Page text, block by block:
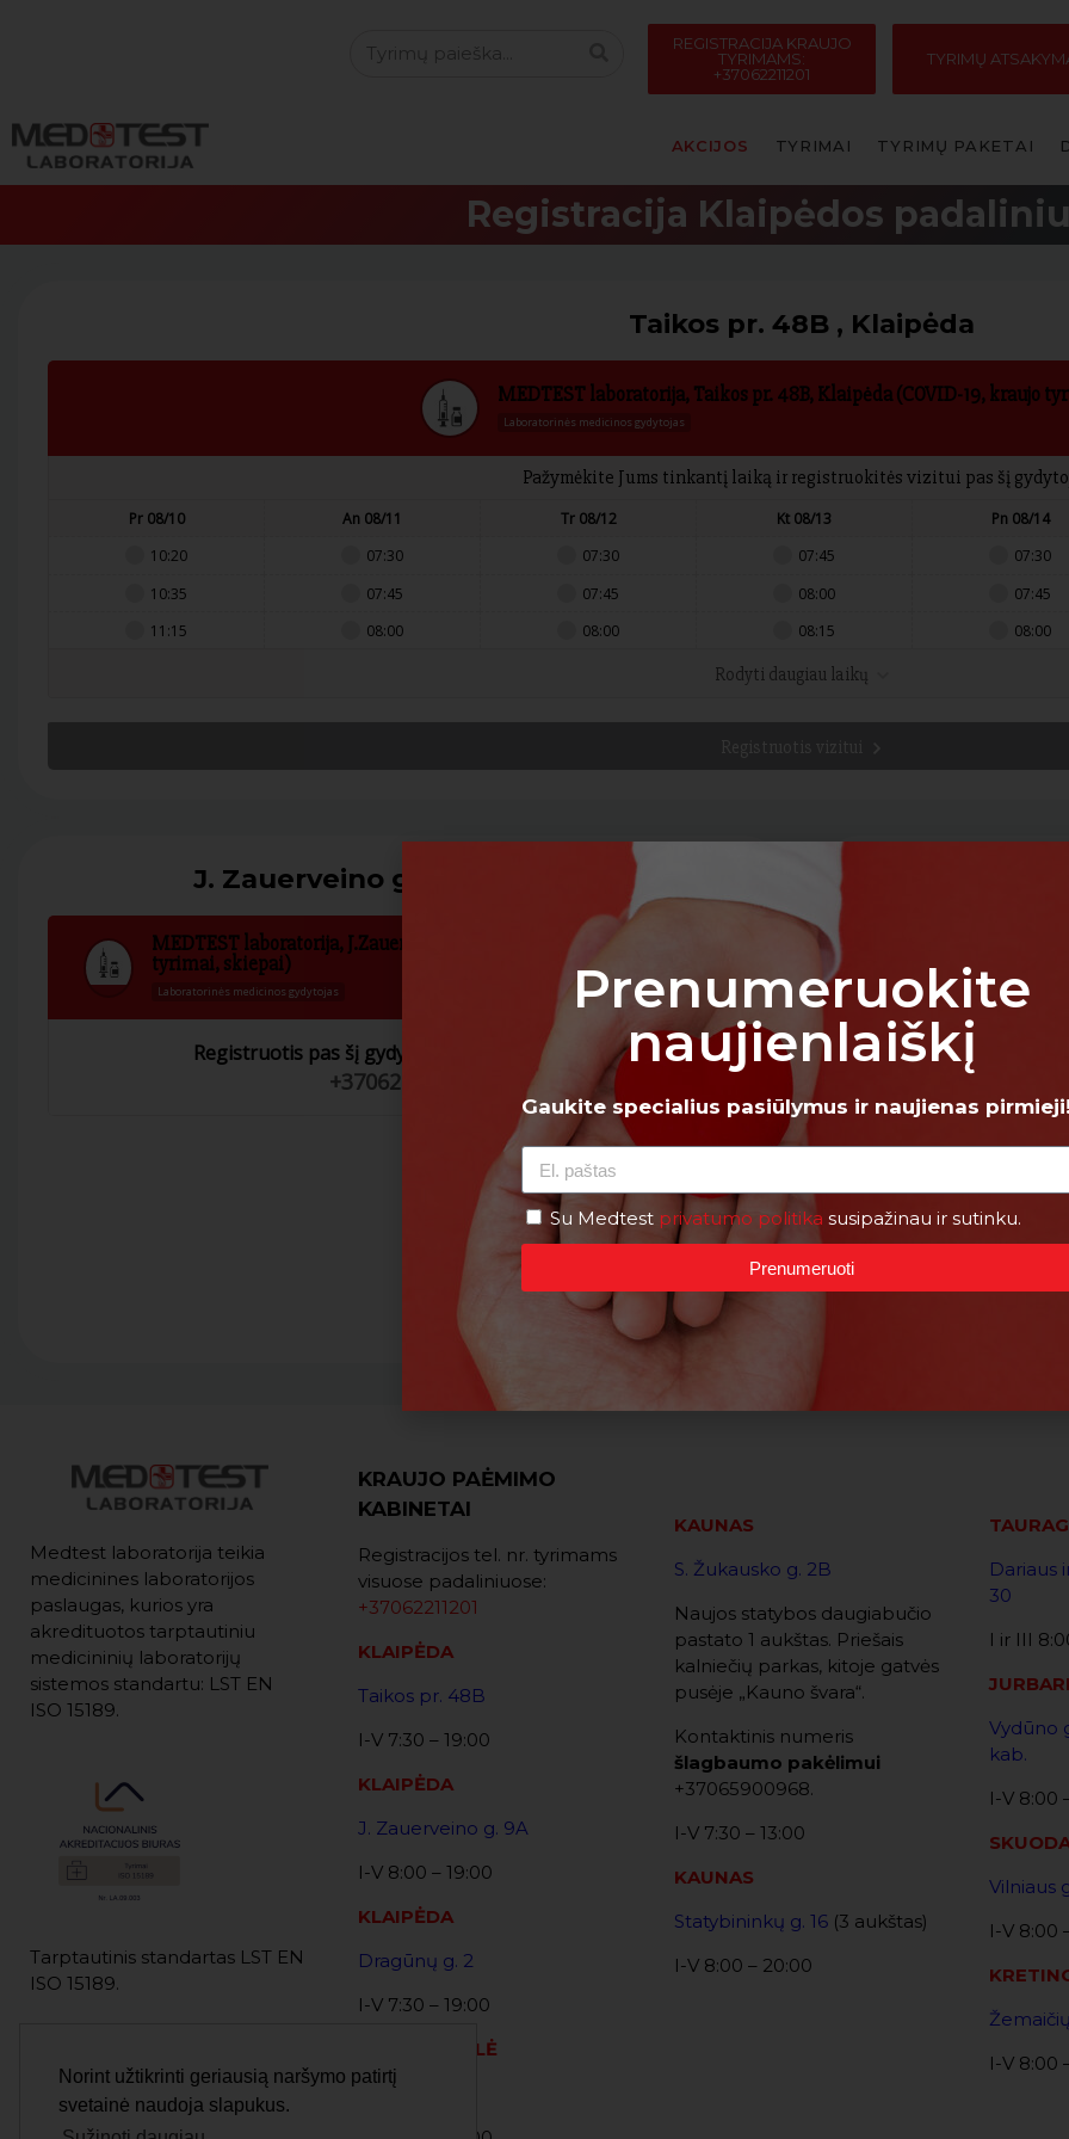
Norint užtikrinti geriausią naršymo patirtį
svetainė naudoja slapukus.
REGISTRACIJA KRAUJO
TYRIMAMS:
+37062211201
TYRIMŲ
AKCIJOS TYRIMAI TYRIMŲ PAKETAI
Registracija Klaipėdos
Taikos pr. 48B , Klaipėda
MEDTEST laboratorija, Taikos pr. 48B, Klaipėda (COVID-19, kraujo
Laboratorinės medicinos gydytojas
Pažymėkite Jums tinkantį laiką ir registruokitės vizitui pas šį
Pr 08/10
10:20
10:35
11:15
An 08/11
07:30
07:45
08:00
Tr 08/12
07:30
07:45
08:00
Kt 08/13
07:45
08:00
08:15
Pn 08/14
07:30
07:45
08:00
Rodyti daugiau laikų
J. Zauerveino g. 9A , Klaipėda
MEDTEST laboratorija, J.Zauerveino g., Klaipėda (COVID-19, kraujo
tyrimai, skiepai)
Laboratorinės medicinos gydytojas
Registruotis pas šį gydytoją galite tik telefonu:
+37062211201
MEDTEST
kraujo
Laboratorinės
Pažymėkite
07:50
09:05
07:50
08:20
Medtest laboratorija teikia
medicinines laboratorijos
paslaugas, kurios yra
akredituotos tarptautiniu
medicininių laboratorijų
sistemos standartu: LST EN
ISO 15189.
Tarptautinis standartas LST EN
ISO 15189.
pasiūlymai:
administracija@balticmedics.lt
KRAUJO PAĖMIMO
KABINETAI
Registracijos tel. nr. tyrimams
visuose padaliniuose:
+37062211201
KLAIPĖDA
Taikos pr. 48B
I-V 7:30 – 19:00
KLAIPĖDA
J. Zauerveino g. 9A
I-V 8:00 – 19:00
KLAIPĖDA
Dragūnų g. 2
I-V 7:30 – 19:00
MARIJAMPOLĖ
Sporto g. 2
KAUNAS
S. Žukausko g. 2B
Naujos statybos daugiabučio
pastato 1 aukštas. Priešais
kalniečių parkas, kitoje gatvės
pusėje „Kauno švara“.
Kontaktinis numeris
šlagbaumo pakėlimui
+37065900968.
I-V 7:30 – 13:00
KAUNAS
Statybininkų g. 16(3 aukštas)
I-V 8:00 – 20:00
Dariaus
30
I ir III
Vydūno
kab.
I-V 8:00
Vilniaus
I-V 8:00
I-V 8:00
Prenumeruokite
naujienlaiškį
Gaukite specialius pasiūlymus ir naujienas pirmieji!
Su Medtest privatumo politikasusipažinau ir sutinku.
Prenumeruoti